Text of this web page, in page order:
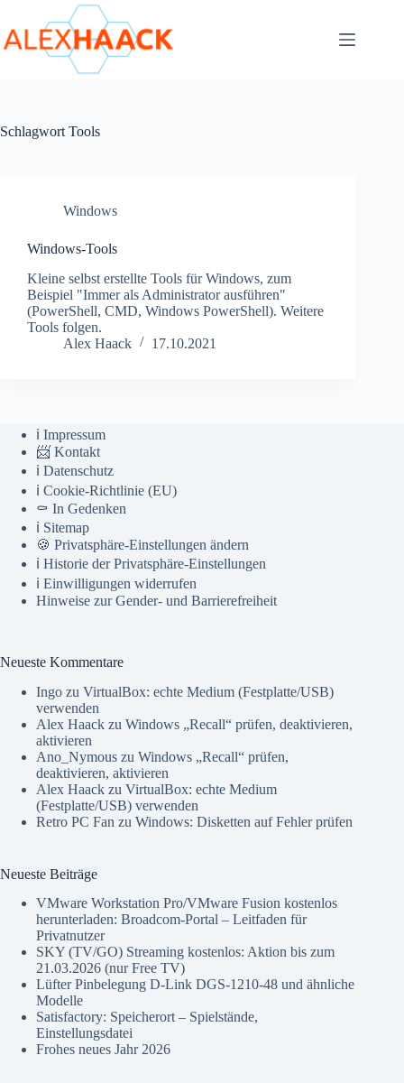
springen
Schlagwort Tools
Windows
Windows-Tools
Kleine selbst erstellte Tools für Windows, zum
Beispiel "Immer als Administrator ausführen"
(PowerShell, CMD, Windows PowerShell). Weitere
Tools folgen.
Alex Haack
17.10.2021
ℹ️ Impressum
📨 Kontakt
ℹ️ Datenschutz
ℹ️ Cookie-Richtlinie (EU)
⚰️ In Gedenken
ℹ️ Sitemap
🍪 Privatsphäre-Einstellungen ändern
ℹ️ Historie der Privatsphäre-Einstellungen
ℹ️ Einwilligungen widerrufen
Hinweise zur Gender- und Barrierefreiheit
Neueste Kommentare
Ingo zu VirtualBox: echte Medium (Festplatte/USB)
verwenden
Alex Haack zu Windows „Recall“ prüfen, deaktivieren,
aktivieren
Ano_Nymous zu Windows „Recall“ prüfen,
deaktivieren, aktivieren
Alex Haack zu VirtualBox: echte Medium
(Festplatte/USB) verwenden
Retro PC Fan zu Windows: Disketten auf Fehler prüfen
Neueste Beiträge
VMware Workstation Pro/VMware Fusion kostenlos
herunterladen: Broadcom-Portal – Leitfaden für
Privatnutzer
SKY (TV/GO) Streaming kostenlos: Aktion bis zum
21.03.2026 (nur Free TV)
Lüfter Pinbelegung D-Link DGS-1210-48 und ähnliche
Modelle
Satisfactory: Speicherort – Spielstände,
Einstellungsdatei
Frohes neues Jahr 2026